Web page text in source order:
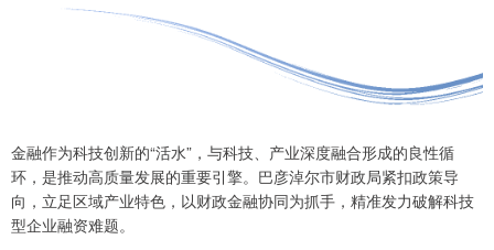
金融作为科技创新的“活水”，与科技、产业深度融合形成的良性循
环，是推动高质量发展的重要引擎。巴彦淖尔市财政局紧扣政策导
向，立足区域产业特色，以财政金融协同为抓手，精准发力破解科技
型企业融资难题。